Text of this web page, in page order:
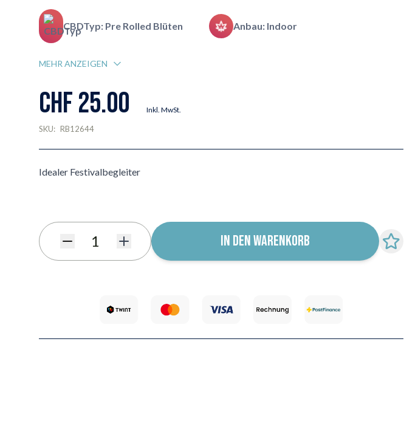
CBDTyp: Pre Rolled Blüten Anbau: Indoor
MEHR ANZEIGEN
CHF 25.00 Inkl. MwSt.
SKU: RB12644
Idealer Festivalbegleiter
IN DEN WARENKORB